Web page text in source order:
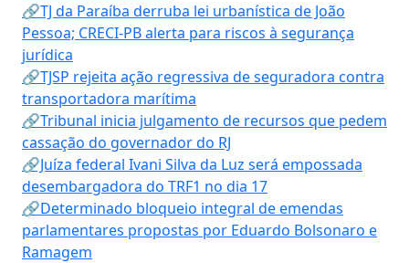
🔗TJ da Paraíba derruba lei urbanística de João
Pessoa; CRECI-PB alerta para riscos à segurança
jurídica
🔗TJSP rejeita ação regressiva de seguradora contra
transportadora marítima
🔗Tribunal inicia julgamento de recursos que pedem
cassação do governador do RJ
🔗Juíza federal Ivani Silva da Luz será empossada
desembargadora do TRF1 no dia 17
🔗Determinado bloqueio integral de emendas
parlamentares propostas por Eduardo Bolsonaro e
Ramagem